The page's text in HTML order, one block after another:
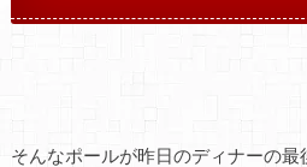
そんなポールが昨日のディナーの